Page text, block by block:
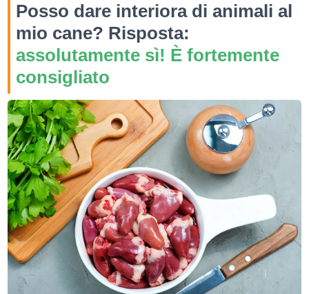
Posso dare interiora di animali al
mio cane? Risposta:
assolutamente sì! È fortemente
consigliato